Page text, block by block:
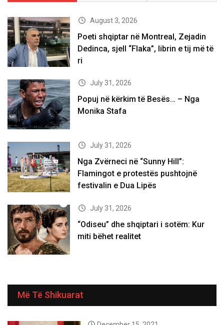
August 3, 2026
Poeti shqiptar në Montreal, Zejadin
Dedinca, sjell “Flaka”, librin e tij më të
ri
July 31, 2026
Popuj në kërkim të Besës… – Nga
Monika Stafa
July 31, 2026
Nga Zvërneci në “Sunny Hill”:
Flamingot e protestës pushtojnë
festivalin e Dua Lipës
July 31, 2026
“Odiseu” dhe shqiptari i sotëm: Kur
miti bëhet realitet
Më Të Shikuarat